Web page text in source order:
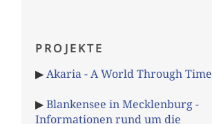
PROJEKTE
▶Akaria - A World Through Time
▶Blankensee in Mecklenburg -
Informationen rund um die